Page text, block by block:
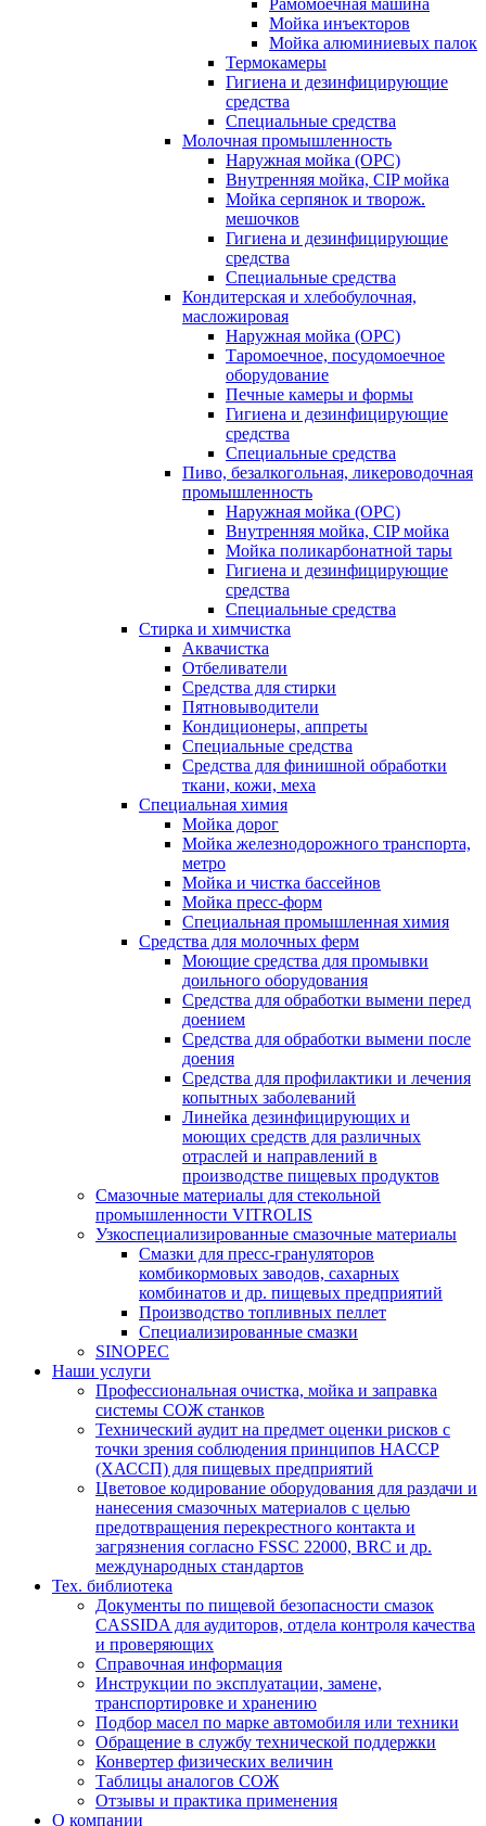
Рамомоечная машина
Мойка инъекторов
Мойка алюминиевых палок
Термокамеры
Гигиена и дезинфицирующие
средства
Специальные средства
Молочная промышленность
Наружная мойка (ОРС)
Внутренняя мойка, CIP мойка
Мойка серпянок и творож.
мешочков
Гигиена и дезинфицирующие
средства
Специальные средства
Кондитерская и хлебобулочная,
масложировая
Наружная мойка (ОРС)
Таромоечное, посудомоечное
оборудование
Печные камеры и формы
Гигиена и дезинфицирующие
средства
Специальные средства
Пиво, безалкогольная, ликероводочная
промышленность
Наружная мойка (ОРС)
Внутренняя мойка, CIP мойка
Мойка поликарбонатной тары
Гигиена и дезинфицирующие
средства
Специальные средства
Стирка и химчистка
Аквачистка
Отбеливатели
Средства для стирки
Пятновыводители
Кондиционеры, аппреты
Специальные средства
Средства для финишной обработки
ткани, кожи, меха
Специальная химия
Мойка дорог
Мойка железнодорожного транспорта,
метро
Мойка и чистка бассейнов
Мойка пресс-форм
Специальная промышленная химия
Средства для молочных ферм
Моющие средства для промывки
доильного оборудования
Средства для обработки вымени перед
доением
Средства для обработки вымени после
доения
Средства для профилактики и лечения
копытных заболеваний
Линейка дезинфицирующих и
моющих средств для различных
отраслей и направлений в
производстве пищевых продуктов
Смазочные материалы для стекольной
промышленности VITROLIS
Узкоспециализированные смазочные материалы
Смазки для пресс-грануляторов
комбикормовых заводов, сахарных
комбинатов и др. пищевых предприятий
Производство топливных пеллет
Специализированные смазки
SINOPEC
Наши услуги
Профессиональная очистка, мойка и заправка
системы СОЖ станков
Технический аудит на предмет оценки рисков с
точки зрения соблюдения принципов HACCP
(ХАССП) для пищевых предприятий
Цветовое кодирование оборудования для раздачи и
нанесения смазочных материалов с целью
предотвращения перекрестного контакта и
загрязнения согласно FSSC 22000, BRC и др.
международных стандартов
Тех. библиотека
Документы по пищевой безопасности смазок
CASSIDA для аудиторов, отдела контроля качества
и проверяющих
Справочная информация
Инструкции по эксплуатации, замене,
транспортировке и хранению
Подбор масел по марке автомобиля или техники
Обращение в службу технической поддержки
Конвертер физических величин
Таблицы аналогов СОЖ
Отзывы и практика применения
О компании